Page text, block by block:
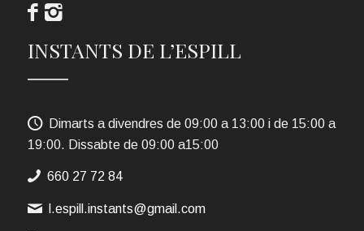
INSTANTS DE L’ESPILL
Dimarts a divendres de 09:00 a 13:00 i de 15:00 a
19:00. Dissabte de 09:00 a15:00
660 27 72 84
l.espill.instants@gmail.com